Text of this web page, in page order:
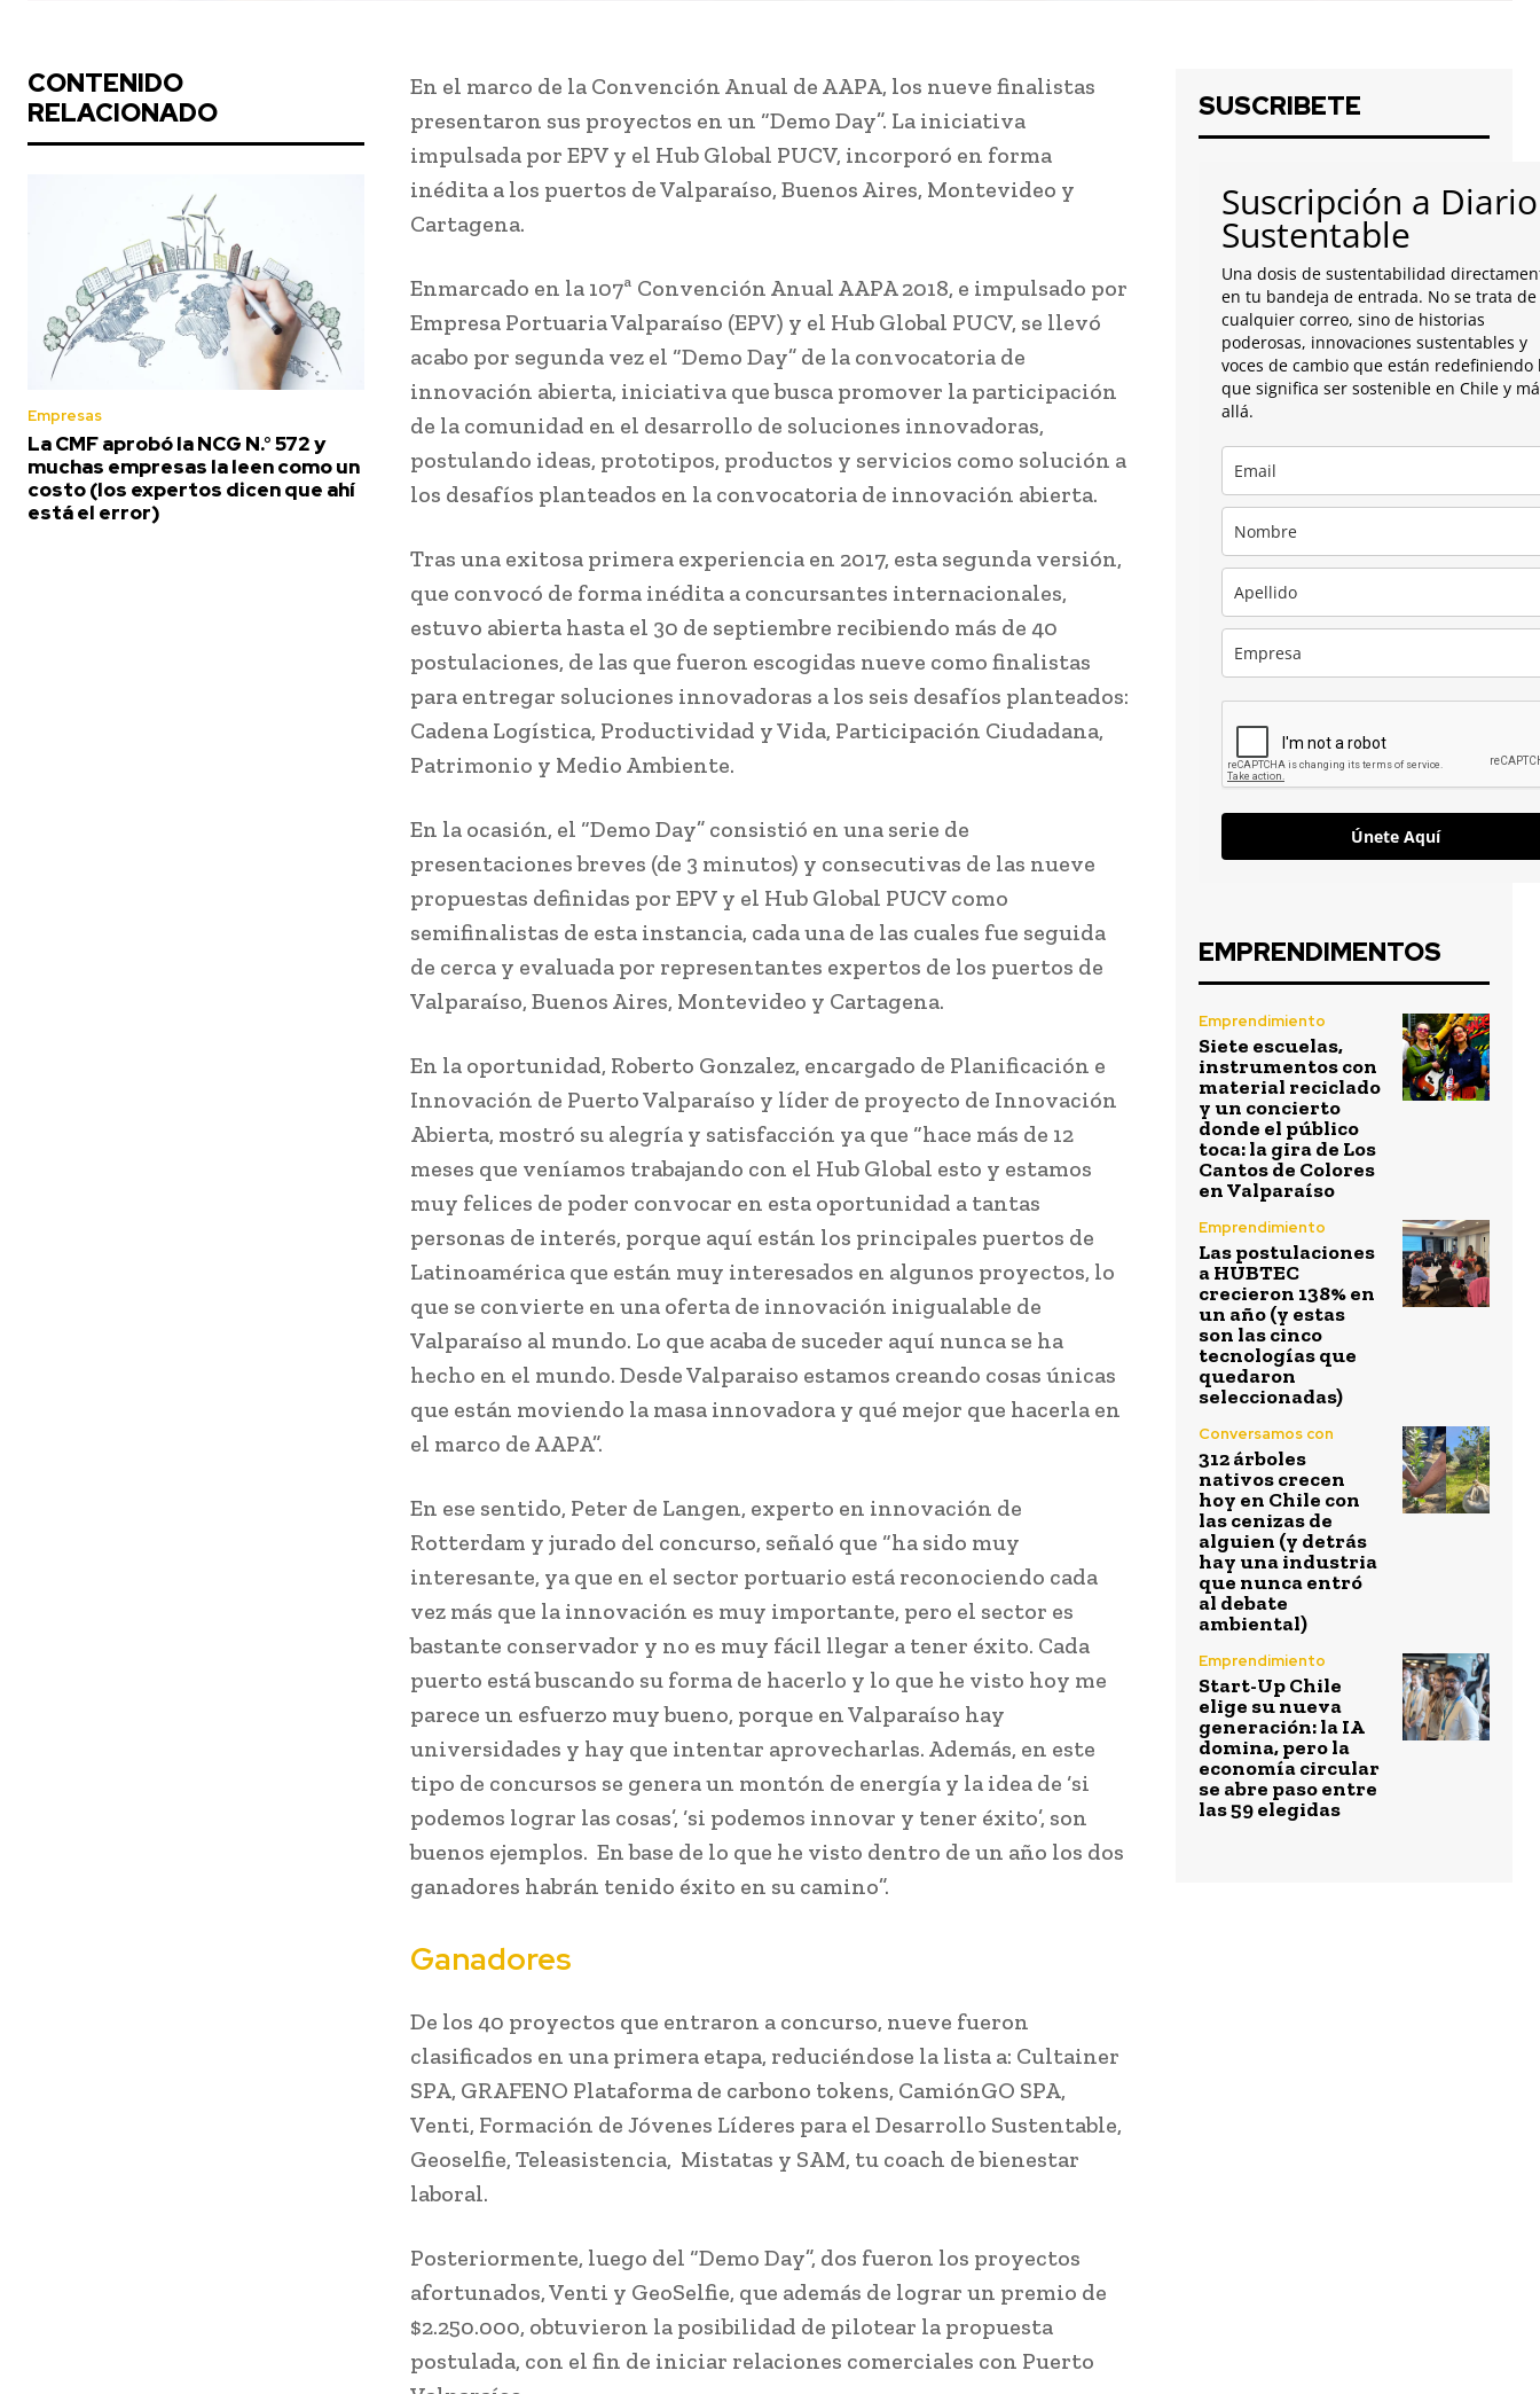
CONTENIDO
RELACIONADO
Empresas
La CMF aprobó la NCG N.° 572 y
muchas empresas la leen como un
costo (los expertos dicen que ahí
está el error)
En el marco de la Convención Anual de AAPA, los nueve finalistas
presentaron sus proyectos en un “Demo Day”. La iniciativa
impulsada por EPV y el Hub Global PUCV, incorporó en forma
inédita a los puertos de Valparaíso, Buenos Aires, Montevideo y
Cartagena.
Enmarcado en la 107ª Convención Anual AAPA 2018, e impulsado por
Empresa Portuaria Valparaíso (EPV) y el Hub Global PUCV, se llevó
acabo por segunda vez el “Demo Day” de la convocatoria de
innovación abierta, iniciativa que busca promover la participación
de la comunidad en el desarrollo de soluciones innovadoras,
postulando ideas, prototipos, productos y servicios como solución a
los desafíos planteados en la convocatoria de innovación abierta.
Tras una exitosa primera experiencia en 2017, esta segunda versión,
que convocó de forma inédita a concursantes internacionales,
estuvo abierta hasta el 30 de septiembre recibiendo más de 40
postulaciones, de las que fueron escogidas nueve como finalistas
para entregar soluciones innovadoras a los seis desafíos planteados:
Cadena Logística, Productividad y Vida, Participación Ciudadana,
Patrimonio y Medio Ambiente.
En la ocasión, el “Demo Day” consistió en una serie de
presentaciones breves (de 3 minutos) y consecutivas de las nueve
propuestas definidas por EPV y el Hub Global PUCV como
semifinalistas de esta instancia, cada una de las cuales fue seguida
de cerca y evaluada por representantes expertos de los puertos de
Valparaíso, Buenos Aires, Montevideo y Cartagena.
En la oportunidad, Roberto Gonzalez, encargado de Planificación e
Innovación de Puerto Valparaíso y líder de proyecto de Innovación
Abierta, mostró su alegría y satisfacción ya que “hace más de 12
meses que veníamos trabajando con el Hub Global esto y estamos
muy felices de poder convocar en esta oportunidad a tantas
personas de interés, porque aquí están los principales puertos de
Latinoamérica que están muy interesados en algunos proyectos, lo
que se convierte en una oferta de innovación inigualable de
Valparaíso al mundo. Lo que acaba de suceder aquí nunca se ha
hecho en el mundo. Desde Valparaiso estamos creando cosas únicas
que están moviendo la masa innovadora y qué mejor que hacerla en
el marco de AAPA”.
En ese sentido, Peter de Langen, experto en innovación de
Rotterdam y jurado del concurso, señaló que “ha sido muy
interesante, ya que en el sector portuario está reconociendo cada
vez más que la innovación es muy importante, pero el sector es
bastante conservador y no es muy fácil llegar a tener éxito. Cada
puerto está buscando su forma de hacerlo y lo que he visto hoy me
parece un esfuerzo muy bueno, porque en Valparaíso hay
universidades y hay que intentar aprovecharlas. Además, en este
tipo de concursos se genera un montón de energía y la idea de ‘si
podemos lograr las cosas’, ‘si podemos innovar y tener éxito’, son
buenos ejemplos. En base de lo que he visto dentro de un año los dos
ganadores habrán tenido éxito en su camino”.
Ganadores
De los 40 proyectos que entraron a concurso, nueve fueron
clasificados en una primera etapa, reduciéndose la lista a: Cultainer
SPA, GRAFENO Plataforma de carbono tokens, CamiónGO SPA,
Venti, Formación de Jóvenes Líderes para el Desarrollo Sustentable,
Geoselfie, Teleasistencia, Mistatas y SAM, tu coach de bienestar
laboral.
Posteriormente, luego del “Demo Day”, dos fueron los proyectos
afortunados, Venti y GeoSelfie, que además de lograr un premio de
$2.250.000, obtuvieron la posibilidad de pilotear la propuesta
postulada, con el fin de iniciar relaciones comerciales con Puerto
SUSCRIBETE
Suscripción a Diario
Sustentable
Una dosis de sustentabilidad
en tu bandeja de entrada. No se trata de
cualquier correo, sino de historias
poderosas, innovaciones sustentables y
voces de cambio que están redefiniendo
que significa ser sostenible en Chile y
allá.
Únete Aquí
EMPRENDIMENTOS
Emprendimiento
Siete escuelas,
instrumentos con
material reciclado
y un concierto
donde el público
toca: la gira de Los
Cantos de Colores
en Valparaíso
Emprendimiento
Las postulaciones
a HUBTEC
crecieron 138% en
un año (y estas
son las cinco
tecnologías que
quedaron
seleccionadas)
Conversamos con
312 árboles
nativos crecen
hoy en Chile con
las cenizas de
alguien (y detrás
hay una industria
que nunca entró
al debate
ambiental)
Emprendimiento
Start-Up Chile
elige su nueva
generación: la IA
domina, pero la
economía circular
se abre paso entre
las 59 elegidas